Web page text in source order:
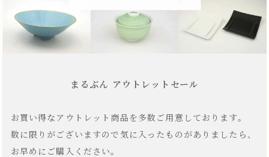
まるぶん アウトレットセール
お買い得なアウトレット商品を多数ご用意しております。
数に限りがございますので気に入ったものがありましたら、
お早めにご購入ください。